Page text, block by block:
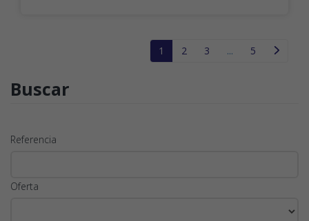
1 2 3 ... 5
Buscar
Referencia
Oferta